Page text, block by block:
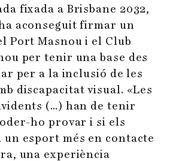
fixada a Brisbane 2032,
aconseguit firmar un
Port Masnou i el Club
per tenir una base des
per a la inclusió de les
discapacitat visual. «Les
(…) han de tenir
ho provar i si els
un esport més en contacte
una experiència